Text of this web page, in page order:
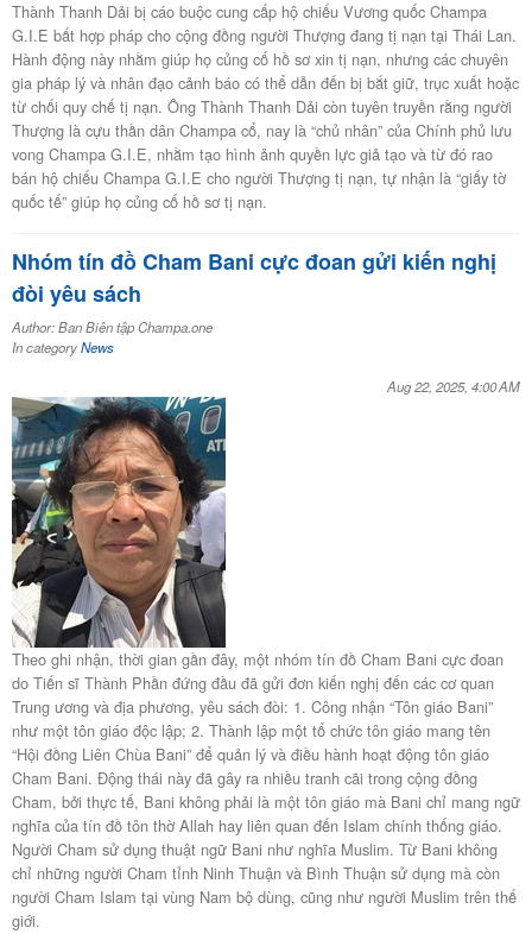
Thành Thanh Dải bị cáo buộc cung cấp hộ chiếu Vương quốc Champa
G.I.E bất hợp pháp cho cộng đồng người Thượng đang tị nạn tại Thái Lan.
Hành động này nhằm giúp họ củng cố hồ sơ xin tị nạn, nhưng các chuyên
gia pháp lý và nhân đạo cảnh báo có thể dẫn đến bị bắt giữ, trục xuất hoặc
từ chối quy chế tị nạn. Ông Thành Thanh Dải còn tuyên truyền rằng người
Thượng là cựu thần dân Champa cổ, nay là “chủ nhân” của Chính phủ lưu
vong Champa G.I.E, nhằm tạo hình ảnh quyền lực giả tạo và từ đó rao
bán hộ chiếu Champa G.I.E cho người Thượng tị nạn, tự nhận là “giấy tờ
quốc tế” giúp họ củng cố hồ sơ tị nạn.
Nhóm tín đồ Cham Bani cực đoan gửi kiến nghị
đòi yêu sách
Author: Ban Biên tập Champa.one
In categoryNews
Aug 22, 2025, 4:00 AM
Theo ghi nhận, thời gian gần đây, một nhóm tín đồ Cham Bani cực đoan
do Tiến sĩ Thành Phần đứng đầu đã gửi đơn kiến nghị đến các cơ quan
Trung ương và địa phương, yêu sách đòi: 1. Công nhận “Tôn giáo Bani”
như một tôn giáo độc lập; 2. Thành lập một tổ chức tôn giáo mang tên
“Hội đồng Liên Chùa Bani” để quản lý và điều hành hoạt động tôn giáo
Cham Bani. Động thái này đã gây ra nhiều tranh cãi trong cộng đồng
Cham, bởi thực tế, Bani không phải là một tôn giáo mà Bani chỉ mang ngữ
nghĩa của tín đồ tôn thờ Allah hay liên quan đến Islam chính thống giáo.
Người Cham sử dụng thuật ngữ Bani như nghĩa Muslim. Từ Bani không
chỉ những người Cham tỉnh Ninh Thuận và Bình Thuận sử dụng mà còn
người Cham Islam tại vùng Nam bộ dùng, cũng như người Muslim trên thế
giới.